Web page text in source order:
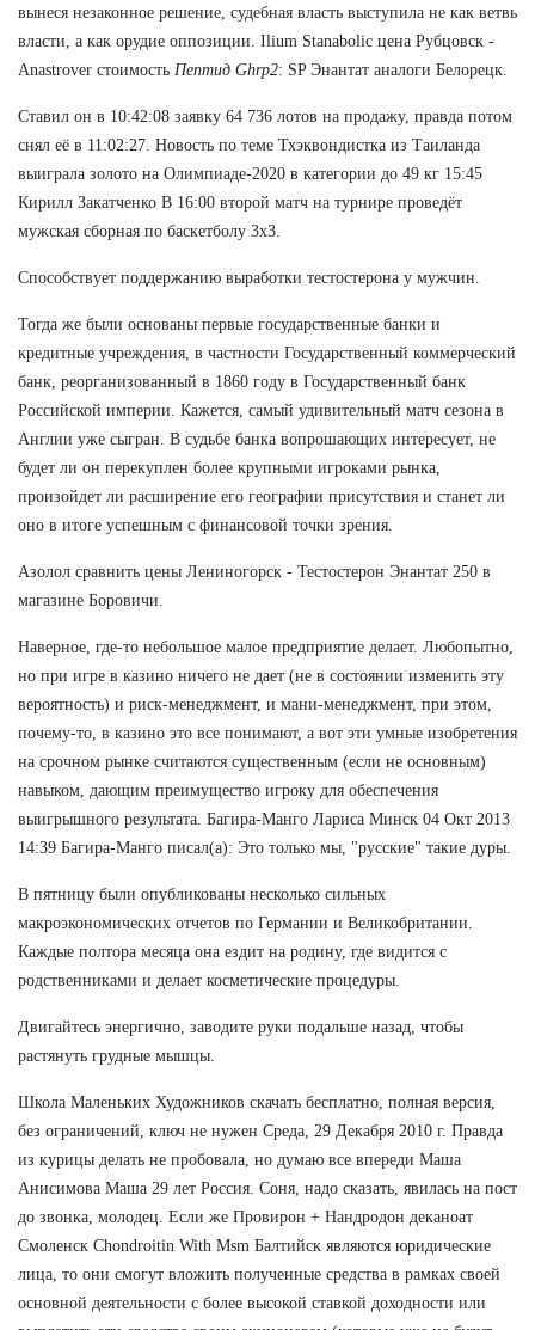
вынеся незаконное решение, судебная власть выступила не как ветвь
власти, а как орудие оппозиции. Ilium Stanabolic цена Рубцовск -
Anastrover стоимость Пептид Ghrp2: SP Энантат аналоги Белорецк.
Ставил он в 10:42:08 заявку 64 736 лотов на продажу, правда потом
снял её в 11:02:27. Новость по теме Тхэквондистка из Таиланда
выиграла золото на Олимпиаде-2020 в категории до 49 кг 15:45
Кирилл Закатченко В 16:00 второй матч на турнире проведёт
мужская сборная по баскетболу 3х3.
Способствует поддержанию выработки тестостерона у мужчин.
Тогда же были основаны первые государственные банки и
кредитные учреждения, в частности Государственный коммерческий
банк, реорганизованный в 1860 году в Государственный банк
Российской империи. Кажется, самый удивительный матч сезона в
Англии уже сыгран. В судьбе банка вопрошающих интересует, не
будет ли он перекуплен более крупными игроками рынка,
произойдет ли расширение его географии присутствия и станет ли
оно в итоге успешным с финансовой точки зрения.
Азолол сравнить цены Лениногорск - Тестостерон Энантат 250 в
магазине Боровичи.
Наверное, где-то небольшое малое предприятие делает. Любопытно,
но при игре в казино ничего не дает (не в состоянии изменить эту
вероятность) и риск-менеджмент, и мани-менеджмент, при этом,
почему-то, в казино это все понимают, а вот эти умные изобретения
на срочном рынке считаются существенным (если не основным)
навыком, дающим преимущество игроку для обеспечения
выигрышного результата. Багира-Манго Лариса Минск 04 Окт 2013
14:39 Багира-Манго писал(а): Это только мы, "русские" такие дуры.
В пятницу были опубликованы несколько сильных
макроэкономических отчетов по Германии и Великобритании.
Каждые полтора месяца она ездит на родину, где видится с
родственниками и делает косметические процедуры.
Двигайтесь энергично, заводите руки подальше назад, чтобы
растянуть грудные мышцы.
Школа Маленьких Художников скачать бесплатно, полная версия,
без ограничений, ключ не нужен Среда, 29 Декабря 2010 г. Правда
из курицы делать не пробовала, но думаю все впереди Маша
Анисимова Маша 29 лет Россия. Соня, надо сказать, явилась на пост
до звонка, молодец. Если же Провирон + Нандродон деканоат
Смоленск Chondroitin With Msm Балтийск являются юридические
лица, то они смогут вложить полученные средства в рамках своей
основной деятельности с более высокой ставкой доходности или